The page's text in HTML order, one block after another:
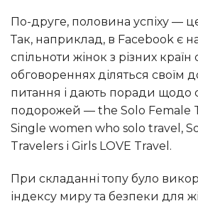
по-друге, половина успіху — це інформованість.
Так, наприклад, в Facebook є
спільноти жінок з різних країн
обговореннях діляться своїм
питання і дають поради щодо
подорожей — the Solo Female
Single women who solo travel,
Travelers і Girls LOVE Travel.
при складанні топу було використано рейтинг
індексу миру та безпеки для